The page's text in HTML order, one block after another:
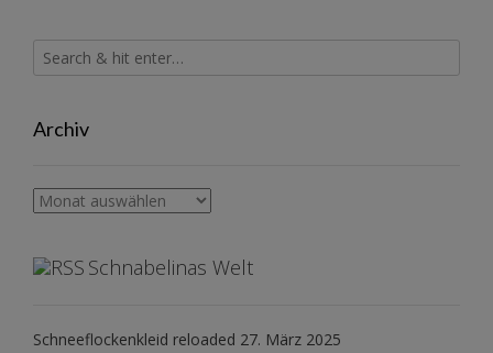
Archiv
Archiv
Schnabelinas Welt
Schneeflockenkleid reloaded 27. März 2025